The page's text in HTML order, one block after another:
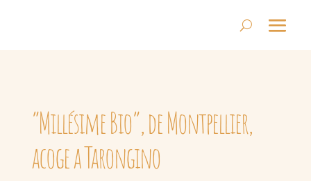
“Millésime Bio”, de Montpellier,
acoge a Tarongino